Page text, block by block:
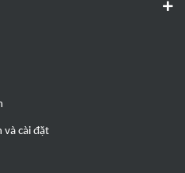
và cài đặt